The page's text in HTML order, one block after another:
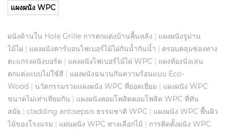
แผงผนัง WPC
ผนังด้านใน Hole Grille การตกแต่งบ้านพื้นหลัง | แผงผนังรูม่าน
ไม้ไผ่ | แผงผนังคาร์บอนไฟเบอร์ไม้ไผ่กันน้ำกันน้ำ | ครอบคลุมช่องทาง
ตะแกรงผนังบอร์ด | แผงผนังไฟเบอร์ไม้ไผ่ WPC | แผงห้องนั่งเล่น
ตกแต่งแบบไม่ใช้สี | แผงผนังฉนวนกันความร้อนแบบ Eco-
Wood | นวัตกรรมรวมแผงผนัง WPC ที่ยอดเยี่ยม | แผงผนัง WPC
ขนาดไม่เท่าเทียมกัน | แผงผนังคอมโพสิตคอมโพสิต WPC ที่ทัน
สมัย | cladding antisepsis ธรรมชาติ WPC | แผงผนัง WPC พื้นผิว
ไม้ของโรงแรม | แผ่นผนัง WPC ทางเลือกไม้ | การติดตั้งผนัง WPC